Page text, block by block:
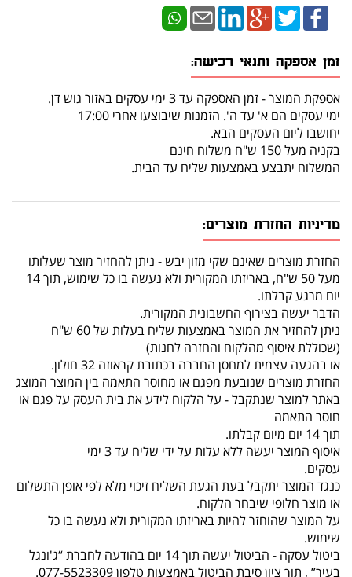
זמן אספקה ותנאי רכישה:
אספקת המוצר - זמן האספקה עד 3 ימי עסקים באזור גוש דן.
ימי עסקים הם א' עד ה'. הזמנות שיבוצעו אחרי 17:00
יחושבו ליום העסקים הבא.
בקניה מעל 150 ש"ח משלוח חינם
המשלוח יתבצע באמצעות שליח עד הבית.
מדיניות החזרת מוצרים:
החזרת מוצרים שאינם שקי מזון יבש - ניתן להחזיר מוצר שעלותו
מעל 50 ש"ח, באריזתו המקורית ולא נעשה בו כל שימוש, תוך 14
יום מרגע קבלתו.
הדבר יעשה בצירוף החשבונית המקורית.
ניתן להחזיר את המוצר באמצעות שליח בעלות של 60 ש"ח
(שכוללת איסוף מהלקוח והחזרה לחנות)
או בהגעה עצמית למחסן החברה בכתובת קראוזה 32 חולון.
החזרת מוצרים שנובעת מפגם או מחוסר התאמה בין המוצר המוצג
באתר למוצר שנתקבל - על הלקוח לידע את בית העסק על פגם או
חוסר התאמה
תוך 14 יום מיום קבלתו.
איסוף המוצר יעשה ללא עלות על ידי שליח עד 3 ימי
עסקים.
כנגד המוצר יתקבל בעת הגעת השליח זיכוי מלא לפי אופן התשלום
או מוצר חלופי שיבחר הלקוח.
על המוצר שהוחזר להיות באריזתו המקורית ולא נעשה בו כל
שימוש.
ביטול עסקה - הביטול יעשה תוך 14 יום בהודעה לחברת “ג'ונגל
בעיר” , תוך ציון סיבת הביטול באמצעות טלפון 077-5523309.